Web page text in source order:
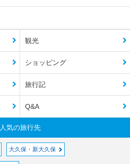
観光
ショッピング
旅行記
Q&A
人気の旅行先
大久保・新大久保